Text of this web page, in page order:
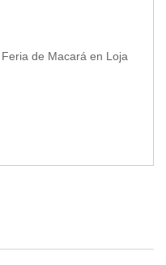
de Macará en Loja